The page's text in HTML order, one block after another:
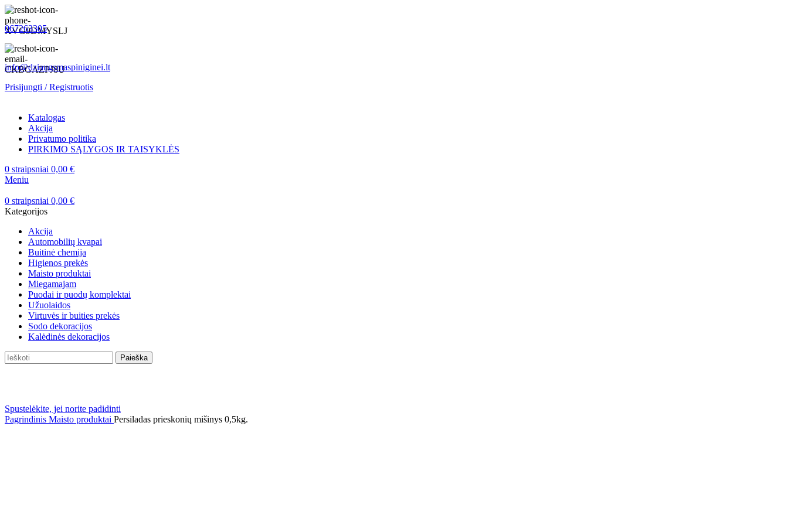
067263305
info@dziaugsmaspiniginei.lt
Prisijungti / Registruotis
Katalogas
Akcija
Privatumo politika
PIRKIMO SĄLYGOS IR TAISYKLĖS
0 straipsniai 0,00 €
Meniu
0 straipsniai 0,00 €
Kategorijos
Akcija
Automobilių kvapai
Buitinė chemija
Higienos prekės
Maisto produktai
Miegamajam
Puodai ir puodų komplektai
Užuolaidos
Virtuvės ir buities prekės
Sodo dekoracijos
Kalėdinės dekoracijos
Paieška
Spustelėkite, jei norite padidinti
Pagrindinis Maisto produktai Persiladas prieskonių mišinys 0,5kg.